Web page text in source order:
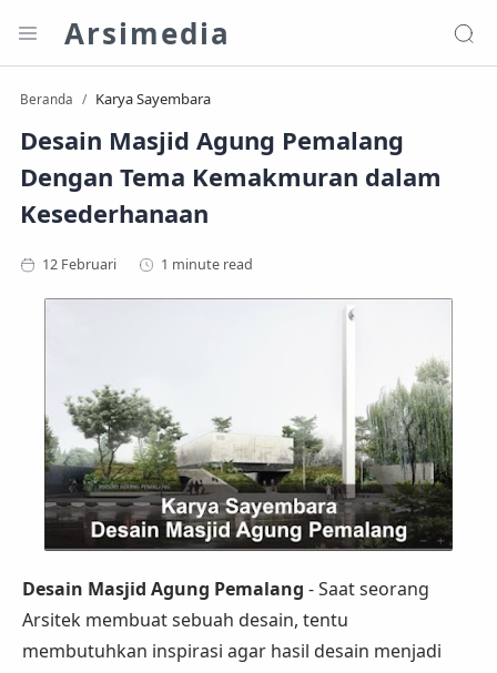
Arsimedia
Beranda Karya Sayembara
Desain Masjid Agung Pemalang
Dengan Tema Kemakmuran dalam
Kesederhanaan
1 minute read
Desain Masjid Agung Pemalang - Saat seorang
Arsitek membuat sebuah desain, tentu
membutuhkan inspirasi agar hasil desain menjadi